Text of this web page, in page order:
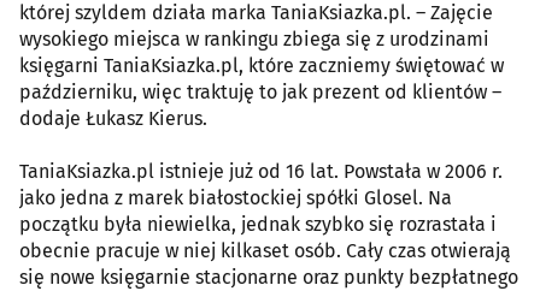
której szyldem działa marka TaniaKsiazka.pl. – Zajęcie
wysokiego miejsca w rankingu zbiega się z urodzinami
księgarni TaniaKsiazka.pl, które zaczniemy świętować w
październiku, więc traktuję to jak prezent od klientów –
dodaje Łukasz Kierus.
TaniaKsiazka.pl istnieje już od 16 lat. Powstała w 2006 r.
jako jedna z marek białostockiej spółki Glosel. Na
początku była niewielka, jednak szybko się rozrastała i
obecnie pracuje w niej kilkaset osób. Cały czas otwierają
się nowe księgarnie stacjonarne oraz punkty bezpłatnego